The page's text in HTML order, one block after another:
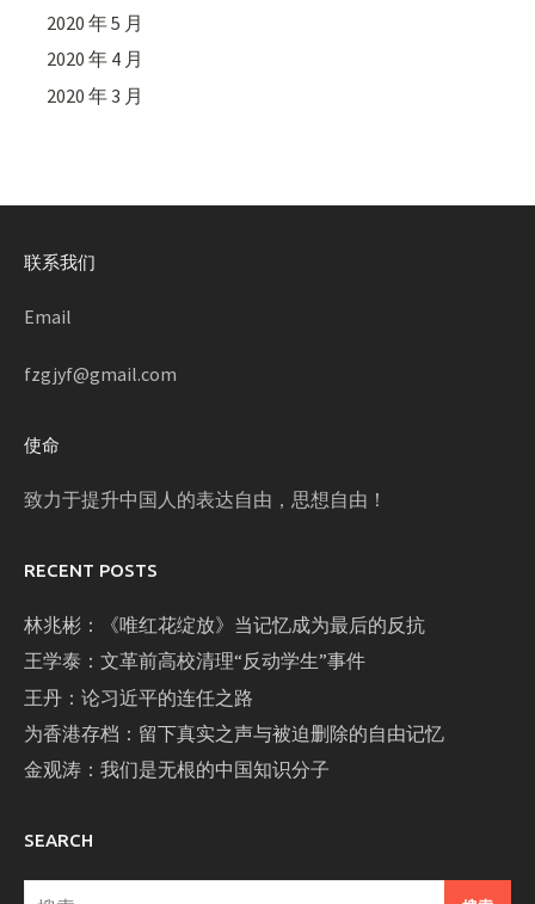
2020 年 5 月
2020 年 4 月
2020 年 3 月
联系我们
Email
fzgjyf@gmail.com
使命
致力于提升中国人的表达自由，思想自由！
RECENT POSTS
林兆彬：《唯红花绽放》当记忆成为最后的反抗
王学泰：文革前高校清理“反动学生”事件
王丹：论习近平的连任之路
为香港存档：留下真实之声与被迫删除的自由记忆
金观涛：我们是无根的中国知识分子
SEARCH
搜